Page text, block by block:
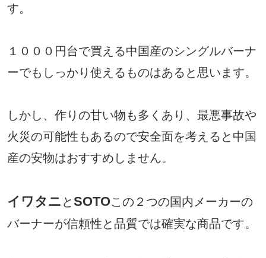
す。
１０００円台で買える中国産のシングルバーナ
ーでもしっかり使えるものはあると思います。
しかし、作りの甘い物も多くあり、最悪事故や
火災の可能性もあるので安全面を考えると中国
産の安物はおすすめしません。
イワタニ とSOTOこの２つの国内メーカーの
バーナーが信頼性と品質では確実な商品です。